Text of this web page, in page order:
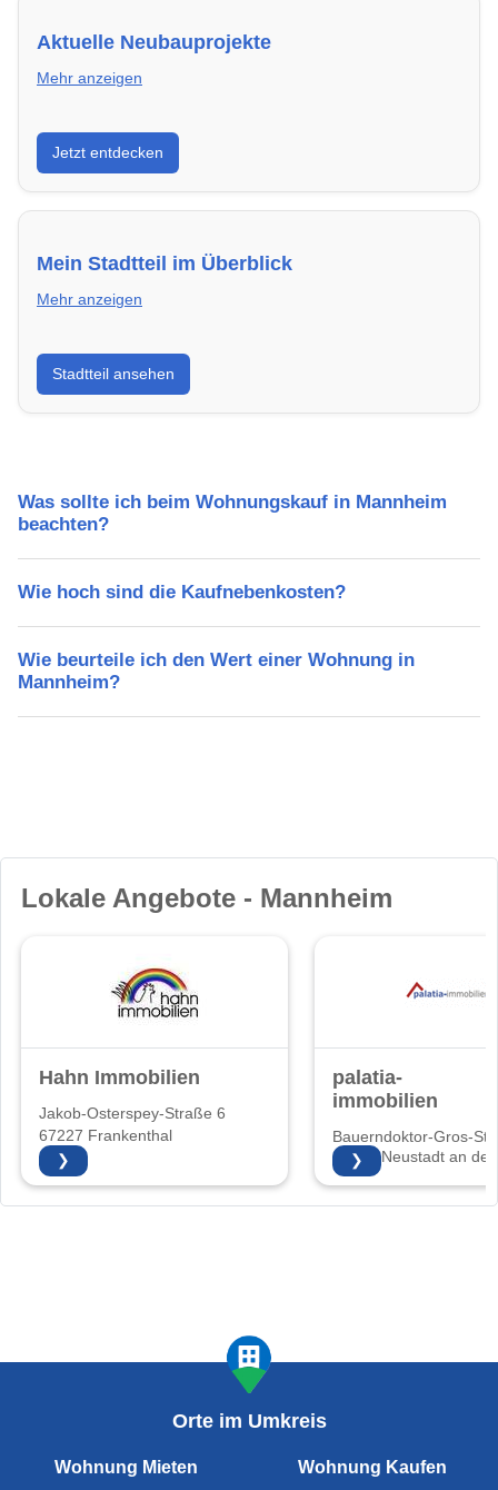
Aktuelle Neubauprojekte
Mehr anzeigen
Entdecke Neubauprojekte in Mannheim – modern,
energieeffizient und sofort bezugsfertig.
Jetzt entdecken
Mein Stadtteil im Überblick
Mehr anzeigen
Erfahre mehr über deinen Stadtteil in Mannheim:
Lebensqualität, Verkehrsanbindung, Schulen,
Freizeitmöglichkeiten und Mietpreise.
Stadtteil ansehen
Was sollte ich beim Wohnungskauf in Mannheim
beachten?
Wie hoch sind die Kaufnebenkosten?
Wie beurteile ich den Wert einer Wohnung in
Mannheim?
Lokale Angebote - Mannheim
Hahn Immobilien
Jakob-Osterspey-Straße 6
67227 Frankenthal
❯
palatia-
immobilien
Bauerndoktor-Gros-
67435 Neustadt an der
Weinstraße
❯
Orte im Umkreis
Wohnung Mieten Wohnung Kaufen